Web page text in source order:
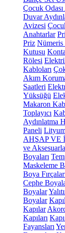
Çocuk Odası
Duvar
Avizesi
Anahtarlar
Priz Nümeris
Kutusu
Rölesi
Kabloları
Akım
Saatleri
Yüksüğü
Makaron
Toplayıcı
Aydınlatma
Paneli
AHŞAP VE
ve
Boyaları
Maskeleme
Boya
Cephe
Boyalar
Boyalar
Kapılar
Kapıları
Fayansları